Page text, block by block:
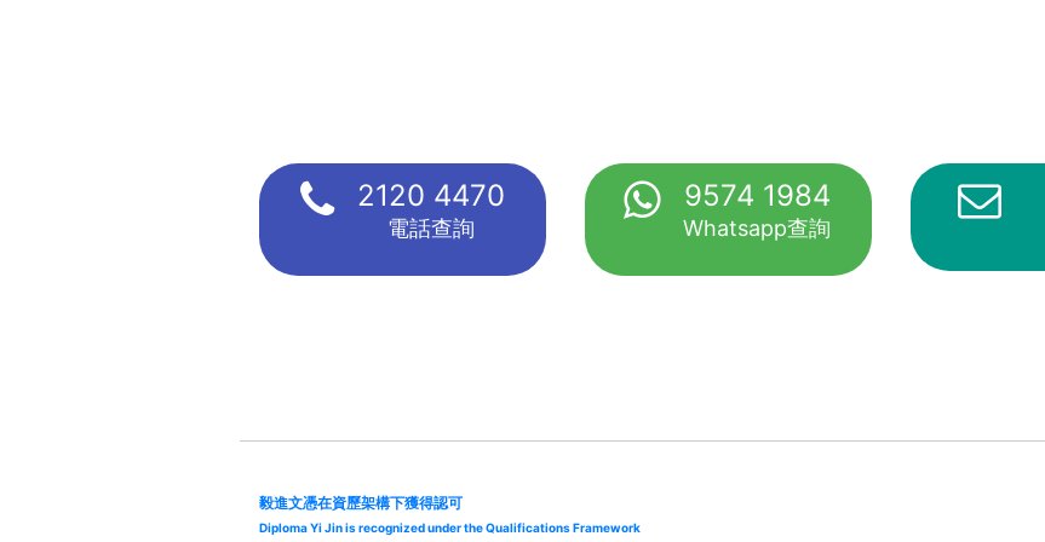
2120 4470
電話查詢
9574 1984
Whatsapp查詢
毅進文憑在資歷架構下獲得認可
Diploma Yi Jin is recognized under the Qualifications Framework